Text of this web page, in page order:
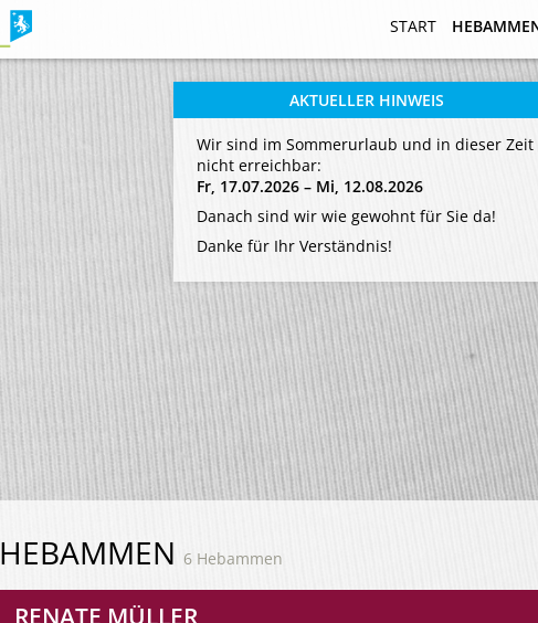
START
START
AKTUELLER HINWEIS
Wir sind im Sommerurlaub und in dieser Zeit
nicht erreichbar:
Fr, 17.07.2026 – Mi, 12.08.2026
Danach sind wir wie gewohnt für Sie da!
Danke für Ihr Verständnis!
HEBAMMEN 6 Hebammen
RENATE MÜLLER